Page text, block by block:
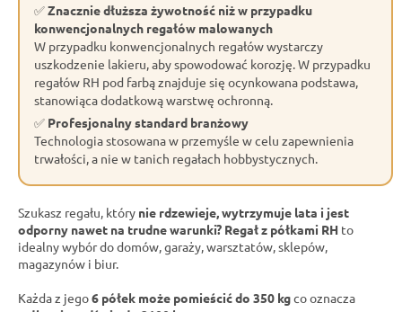
✅Znacznie dłuższa żywotność niż w przypadku
konwencjonalnych regałów malowanych
W przypadku konwencjonalnych regałów wystarczy
uszkodzenie lakieru, aby spowodować korozję. W przypadku
regałów RH pod farbą znajduje się ocynkowana podstawa,
stanowiąca dodatkową warstwę ochronną.
✅ Profesjonalny standard branżowy
Technologia stosowana w przemyśle w celu zapewnienia
trwałości, a nie w tanich regałach hobbystycznych.
Szukasz regału, który nie rdzewieje, wytrzymuje lata i jest
odporny nawet na trudne warunki? Regał z półkami RH to
idealny wybór do domów, garaży, warsztatów, sklepów,
magazynów i biur.
Każda z jego6 półek może pomieścić do 350 kgco oznacza